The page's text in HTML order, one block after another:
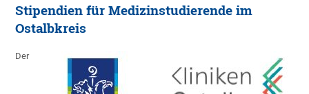
Stipendien für Medizinstudierende im
Ostalbkreis
Der